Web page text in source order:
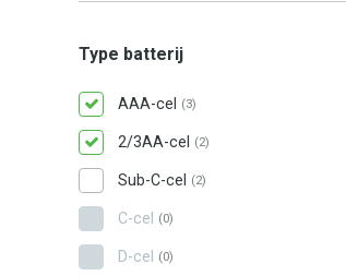
Type batterij
AAA-cel (3)
2/3AA-cel (2)
Sub-C-cel (2)
C-cel (0)
D-cel (0)